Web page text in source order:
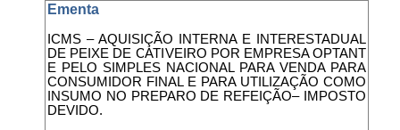
Ementa
ICMS – AQUISIÇÃO INTERNA E INTERESTADUAL
DE PEIXE DE CATIVEIRO POR EMPRESA OPTANT
E PELO SIMPLES NACIONAL PARA VENDA PARA
CONSUMIDOR FINAL E PARA UTILIZAÇÃO COMO
INSUMO NO PREPARO DE REFEIÇÃO– IMPOSTO
DEVIDO.